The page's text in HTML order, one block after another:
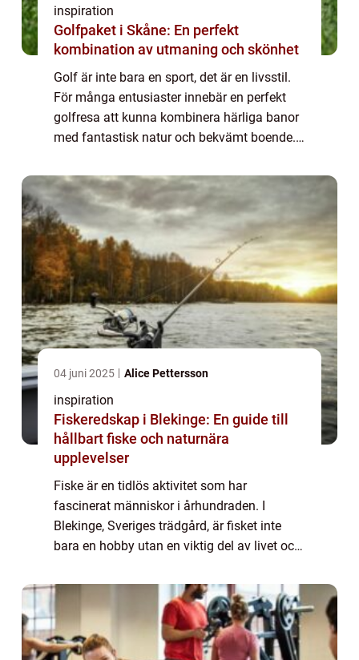
inspiration
Golfpaket i Skåne: En perfekt
kombination av utmaning och skönhet
Golf är inte bara en sport, det är en livsstil.
För många entusiaster innebär en perfekt
golfresa att kunna kombinera härliga banor
med fantastisk natur och bekvämt boende. I
04 juni 2025 Alice Pettersson
inspiration
Fiskeredskap i Blekinge: En guide till
hållbart fiske och naturnära
upplevelser
Fiske är en tidlös aktivitet som har
fascinerat människor i århundraden. I
Blekinge, Sveriges trädgård, är fisket inte
bara en hobby utan en viktig del av livet och
fantast...